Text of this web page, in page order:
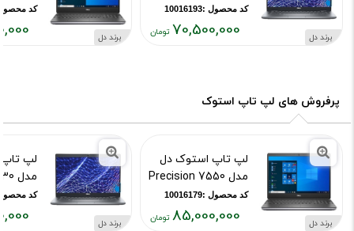
برند دل
کد محصول :10016193
70,500,000
تومان
برند دل
کد محصول
پرفروش های لپ تاپ استوک
برند دل
لپ تاپ استوک دل
مدل Precision 7550
کد محصول :10016179
85,000,000 برند دل
لپ
مدل Latitude 5330
کد محصول